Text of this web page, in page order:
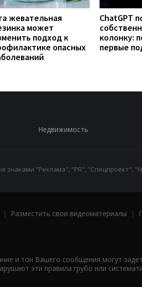
жевательная
может
подход к
опасных
ChatGPT
колонку:
первые
Недвижимость
знаками "Реклама", "PR", "Спецпроект",
| Разместить свои видеоматериалы |
и тон Вашего сообщения могут
эти правила грубо или